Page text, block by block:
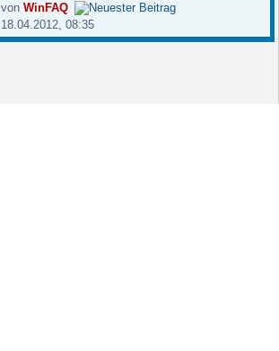
vonWinFAQ
18.04.2012, 08:35